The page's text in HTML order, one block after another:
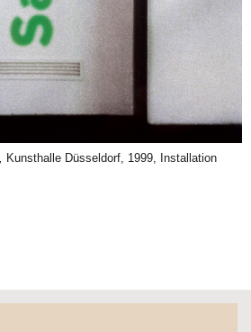
Kunsthalle Düsseldorf, 1999, Installation